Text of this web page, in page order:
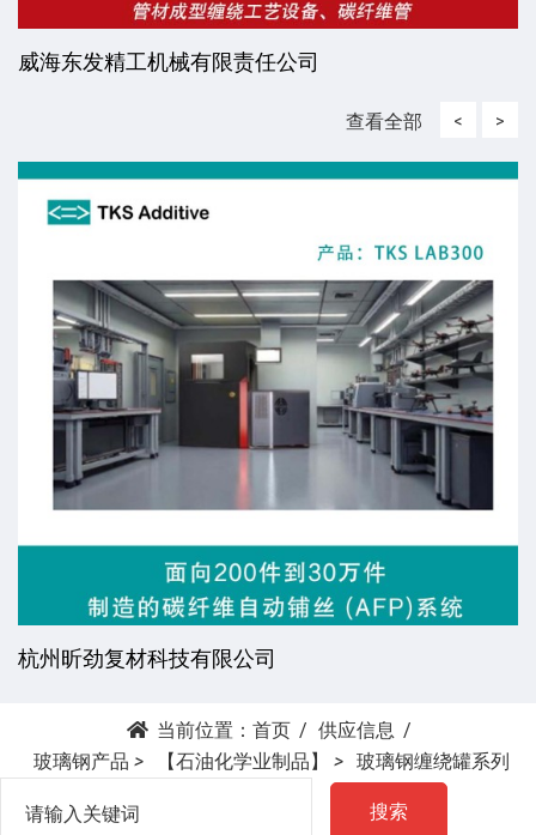
威海东发精工机械有限责任公司
查看全部 <
杭州昕劲复材科技有限公司
>
当前位置： 首页
供应信息
玻璃钢产品 > 【石油化学业制品】 > 玻璃钢缠绕罐系列
搜索